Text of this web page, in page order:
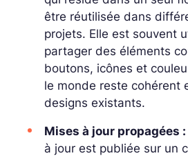
être réutilisée dans
projets. Elle est souvent
partager des éléments
boutons, icônes et
le monde reste cohérent
designs existants.
Mises à jour propagées :
à jour est publiée sur un